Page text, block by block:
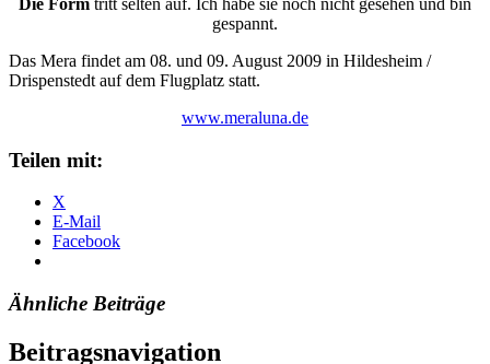
gespannt.
Das Mera findet am 08. und 09. August 2009 in Hildesheim /
Drispenstedt auf dem Flugplatz statt.
www.meraluna.de
Teilen mit:
X
E-Mail
Facebook
Ähnliche Beiträge
Beitragsnavigation